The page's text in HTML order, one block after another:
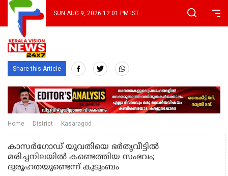
SUN AUG 9, 2026 12:01 PM IST
Share this Article
Home District Kasaragod
കാസര്‍ഗോഡ് യുവതിയെ ഭര്‍തൃവീട്ടില്‍
മരിച്ചനിലയില്‍ കണ്ടെത്തിയ സംഭവം;
ദുരൂഹതയുണ്ടെന്ന് കുടുംബം